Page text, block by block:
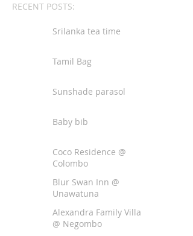
RECENT POSTS:
Srilanka tea time
Tamil Bag
Sunshade parasol
Baby bib
Coco Residence @
Colombo
Blur Swan Inn @
Unawatuna
Alexandra Family Villa
@ Negombo